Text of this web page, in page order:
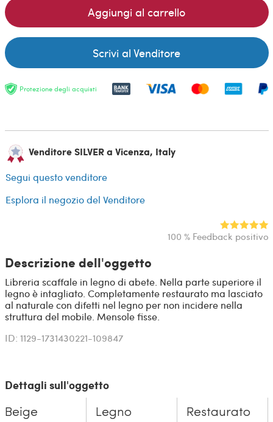
Aggiungi al carrello
Scrivi al Venditore
Protezione degli acquisti
Venditore SILVER a Vicenza, Italy
Segui questo venditore
Esplora il negozio del Venditore
100 % Feedback positivo
Descrizione dell'oggetto
Libreria scaffale in legno di abete. Nella parte superiore il
legno è intagliato. Completamente restaurato ma lasciato
al naturale con difetti nel legno per non incidere nella
struttura del mobile. Mensole fisse.
ID: 1129-1731430221-109847
Dettagli sull'oggetto
Beige
Legno Restaurato